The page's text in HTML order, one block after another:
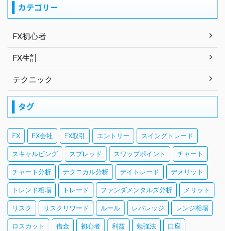
カテゴリー
FX初心者
FX生計
テクニック
タグ
FX FX会社 FX取引 エントリー スイングトレード
スキャルピング スプレッド スワップポイント チャート
チャート分析 テクニカル分析 デイトレード デメリット
トレンド相場 トレード ファンダメンタルズ分析 メリット
リスク リスクリワード ルール レバレッジ レンジ相場
ロスカット 借金 初心者 利益 勉強法 口座